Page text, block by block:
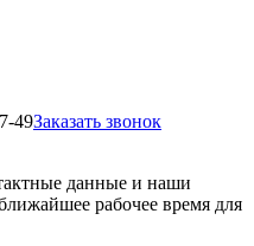
49Заказать звонок
данные и наши
рабочее время для